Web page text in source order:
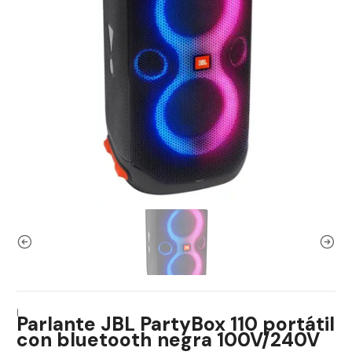
|Parlante JBL PartyBox 110 portátil
con bluetooth negra 100V/240V